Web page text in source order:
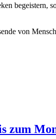
begeistern,
von
zum